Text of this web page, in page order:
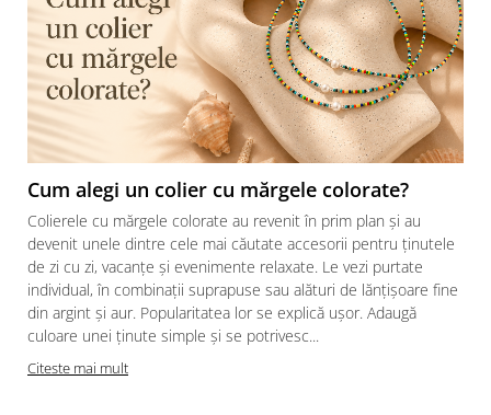
Cum alegi un colier cu mărgele colorate?
Colierele cu mărgele colorate au revenit în prim plan și au
devenit unele dintre cele mai căutate accesorii pentru ținutele
de zi cu zi, vacanțe și evenimente relaxate. Le vezi purtate
individual, în combinații suprapuse sau alături de lănțișoare fine
din argint și aur. Popularitatea lor se explică ușor. Adaugă
culoare unei ținute simple și se potrivesc...
Citeste mai mult